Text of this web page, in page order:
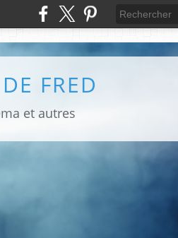
FRED
et autres